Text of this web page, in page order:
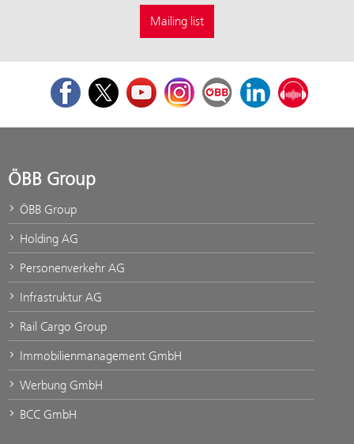
Mailing list
FacebookTwitterYoutubeInstagramÖBB Corporate Blog
LinkedInPodcast
ÖBB Group
ÖBB Group
Holding AG
Personenverkehr AG
Infrastruktur AG
Rail Cargo Group
Immobilienmanagement GmbH
Werbung GmbH
BCC GmbH